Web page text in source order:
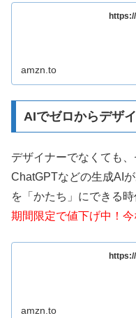
amzn.to
AIでゼロからデザ
デザイナーでなくても
ChatGPTなどの生成AI
を「かたち」にできる
期間限定で値下げ中！
amzn.to